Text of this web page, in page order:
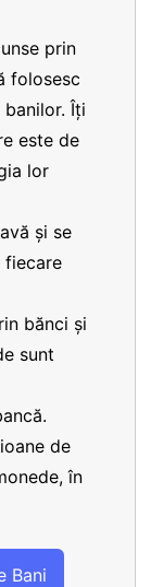
prin
folosesc
Îți
este de
lor
și se
fiecare
bănci și
sunt
de
în
Bani